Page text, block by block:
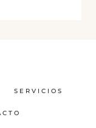
SERVICIOS